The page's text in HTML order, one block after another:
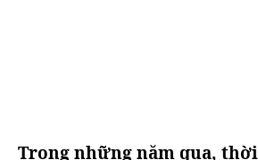
Trong những năm qua,